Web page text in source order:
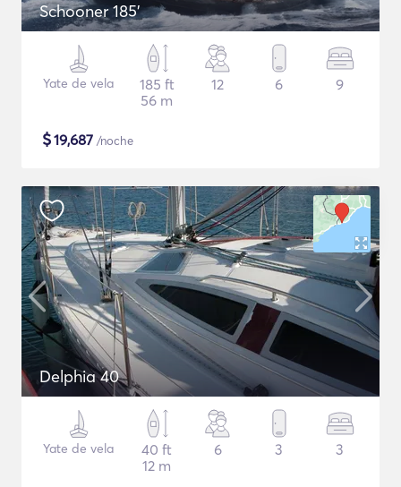
Schooner 185'
Yate de vela
185 ft
56 m
12 6 9
$19,687 /noche
Delphia 40
Yate de vela
40 ft
12 m
6 3 3